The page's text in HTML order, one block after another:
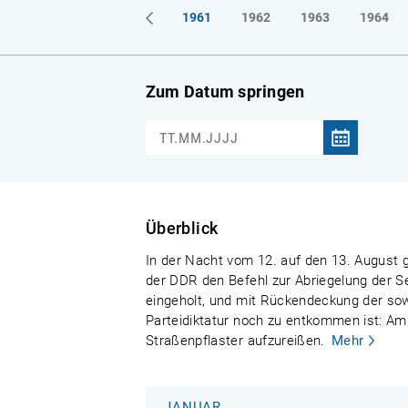
1961 1962 1963 1964
Zum Datum springen
Überblick
In der Nacht vom 12. auf den 13. August
der DDR den Befehl zur Abriegelung der
eingeholt, und mit Rückendeckung der
Parteidiktatur noch zu entkommen ist:
Straßenpflaster aufzureißen. Mehr